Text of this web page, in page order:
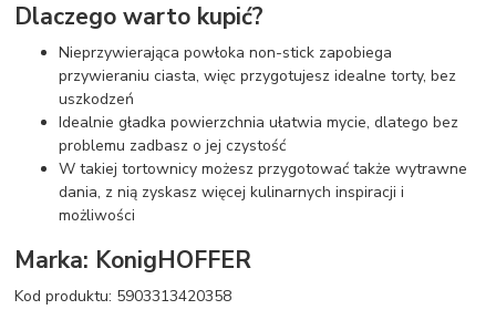
Dlaczego warto kupić?
Nieprzywierająca powłoka non-stick zapobiega
przywieraniu ciasta, więc przygotujesz idealne torty, bez
uszkodzeń
Idealnie gładka powierzchnia ułatwia mycie, dlatego bez
problemu zadbasz o jej czystość
W takiej tortownicy możesz przygotować także wytrawne
dania, z nią zyskasz więcej kulinarnych inspiracji i
możliwości
Marka: KonigHOFFER
Kod produktu: 5903313420358